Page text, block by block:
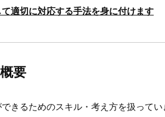
適切に対応する手法を身に付けます
要
きるためのスキル・考え方を扱って